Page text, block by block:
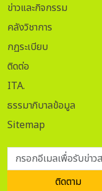
บรรณานุกรม • ธวัช ปุ
สารานุกรมวัฒนธรรมไ
#NLTKORAT #พิธีแ
#วัฒนธรรมอีสาน #
#ภาคตะวันออกเฉียง
#NYเขยนอร์เวย์สะใภ้
ข่าวและกิจกรรม
คลังวิชาการ
กฏระเบียบ
ติดต่อ
ITA.
ธรรมาภิบาลข้อมูล
Sitemap
กรอกอีเมลเพื่อรับข่าวสาร
ติดตาม